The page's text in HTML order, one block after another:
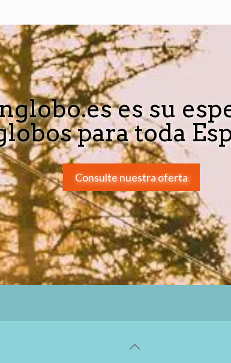
es su
para toda
Consulte nuestra oferta